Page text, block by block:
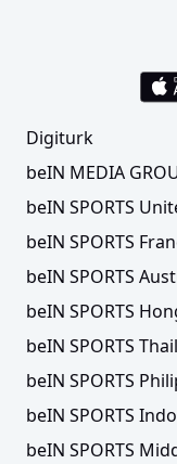
Digiturk
beIN MEDIA
beIN SPORTS
beIN SPORTS
beIN SPORTS
beIN SPORTS
beIN SPORTS
beIN SPORTS
beIN SPORTS
beIN SPORTS